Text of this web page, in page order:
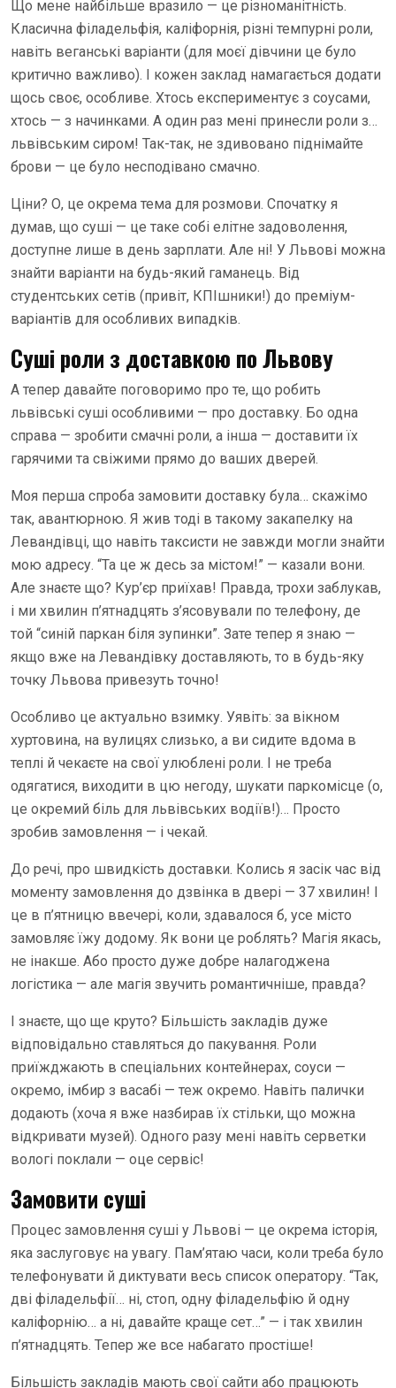
Що мене найбільше вразило — це різноманітність.
Класична філадельфія, каліфорнія, різні темпурні роли,
навіть веганські варіанти (для моєї дівчини це було
критично важливо). І кожен заклад намагається додати
щось своє, особливе. Хтось експериментує з соусами,
хтось — з начинками. А один раз мені принесли роли з…
львівським сиром! Так-так, не здивовано піднімайте
брови — це було несподівано смачно.
Ціни? О, це окрема тема для розмови. Спочатку я
думав, що суші — це таке собі елітне задоволення,
доступне лише в день зарплати. Але ні! У Львові можна
знайти варіанти на будь-який гаманець. Від
студентських сетів (привіт, КПІшники!) до преміум-
варіантів для особливих випадків.
Суші роли з доставкою по Львову
А тепер давайте поговоримо про те, що робить
львівські суші особливими — про доставку. Бо одна
справа — зробити смачні роли, а інша — доставити їх
гарячими та свіжими прямо до ваших дверей.
Моя перша спроба замовити доставку була… скажімо
так, авантюрною. Я жив тоді в такому закапелку на
Левандівці, що навіть таксисти не завжди могли знайти
мою адресу. “Та це ж десь за містом!” — казали вони.
Але знаєте що? Кур’єр приїхав! Правда, трохи заблукав,
і ми хвилин п’ятнадцять з’ясовували по телефону, де
той “синій паркан біля зупинки”. Зате тепер я знаю —
якщо вже на Левандівку доставляють, то в будь-яку
точку Львова привезуть точно!
Особливо це актуально взимку. Уявіть: за вікном
хуртовина, на вулицях слизько, а ви сидите вдома в
теплі й чекаєте на свої улюблені роли. І не треба
одягатися, виходити в цю негоду, шукати паркомісце (о,
це окремий біль для львівських водіїв!)… Просто
зробив замовлення — і чекай.
До речі, про швидкість доставки. Колись я засік час від
моменту замовлення до дзвінка в двері — 37 хвилин! І
це в п’ятницю ввечері, коли, здавалося б, усе місто
замовляє їжу додому. Як вони це роблять? Магія якась,
не інакше. Або просто дуже добре налагоджена
логістика — але магія звучить романтичніше, правда?
І знаєте, що ще круто? Більшість закладів дуже
відповідально ставляться до пакування. Роли
приїжджають в спеціальних контейнерах, соуси —
окремо, імбир з васабі — теж окремо. Навіть палички
додають (хоча я вже назбирав їх стільки, що можна
відкривати музей). Одного разу мені навіть серветки
вологі поклали — оце сервіс!
Замовити суші
Процес замовлення суші у Львові — це окрема історія,
яка заслуговує на увагу. Пам’ятаю часи, коли треба було
телефонувати й диктувати весь список оператору. “Так,
дві філадельфії… ні, стоп, одну філадельфію й одну
каліфорнію… а ні, давайте краще сет…” — і так хвилин
п’ятнадцять. Тепер же все набагато простіше!
Більшість закладів мають свої сайти або працюють